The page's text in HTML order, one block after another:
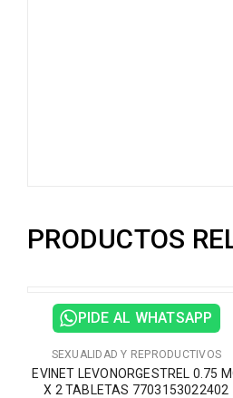
PRODUCTOS
PIDE AL WHATSAPP
SEXUALIDAD Y REPRODUCTIVOS
EVINET LEVONORGESTREL 0.75
X 2 TABLETAS 7703153022402